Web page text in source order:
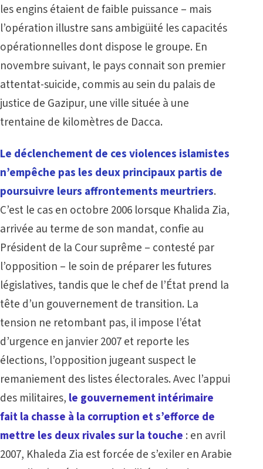
les engins étaient de faible puissance – mais
l’opération illustre sans ambigüité les capacités
opérationnelles dont dispose le groupe. En
novembre suivant, le pays connait son premier
attentat-suicide, commis au sein du palais de
justice de Gazipur, une ville située à une
trentaine de kilomètres de Dacca.
Le déclenchement de ces violences islamistes
n’empêche pas les deux principaux partis de
poursuivre leurs affrontements meurtriers.
C’est le cas en octobre 2006 lorsque Khalida Zia,
arrivée au terme de son mandat, confie au
Président de la Cour suprême – contesté par
l’opposition – le soin de préparer les futures
législatives, tandis que le chef de l’État prend la
tête d’un gouvernement de transition. La
tension ne retombant pas, il impose l’état
d’urgence en janvier 2007 et reporte les
élections, l’opposition jugeant suspect le
remaniement des listes électorales. Avec l’appui
des militaires, le gouvernement intérimaire
fait la chasse à la corruption et s’efforce de
mettre les deux rivales sur la touche : en avril
2007, Khaleda Zia est forcée de s’exiler en Arabie